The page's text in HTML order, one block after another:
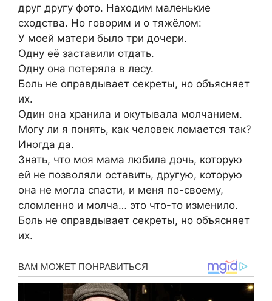
друг другу фото. Находим маленькие
сходства. Но говорим и о тяжёлом:
У моей матери было три дочери.
Одну её заставили отдать.
Одну она потеряла в лесу.
Боль не оправдывает секреты, но объясняет
их.
Один она хранила и окутывала молчанием.
Могу ли я понять, как человек ломается так?
Иногда да.
Знать, что моя мама любила дочь, которую
ей не позволяли оставить, другую, которую
она не могла спасти, и меня по-своему,
сломленно и молча… это что-то изменило.
Боль не оправдывает секреты, но объясняет
их.